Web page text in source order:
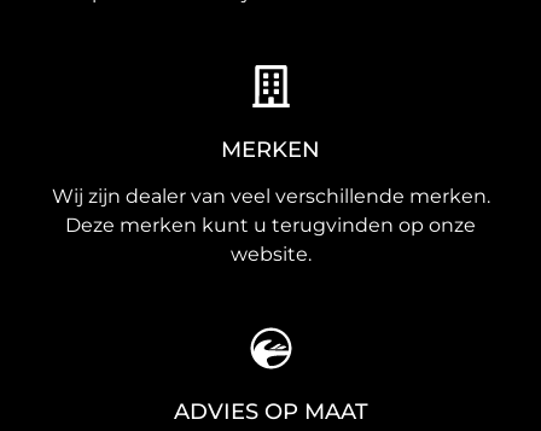
MERKEN
Wij zijn dealer van veel verschillende merken.
Deze merken kunt u terugvinden op onze
website.
ADVIES OP MAAT